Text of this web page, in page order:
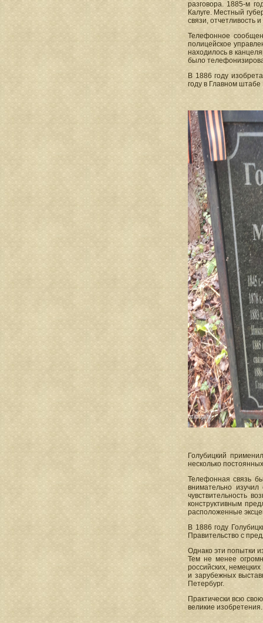
разговора. 1885-м
Калуге. Местный
связи, отчетливость
Телефонное
полицейское
находилось в
было
В 1886 году
году в Главном
Голубицкий
несколько
Телефонная связь
внимательно
чувствительность
конструктивным
расположенные
В 1886 году
Правительство с
Однако эти попытки
Тем не менее
российских,
и зарубежных
Петербург.
Практически всю
великие изобретения.